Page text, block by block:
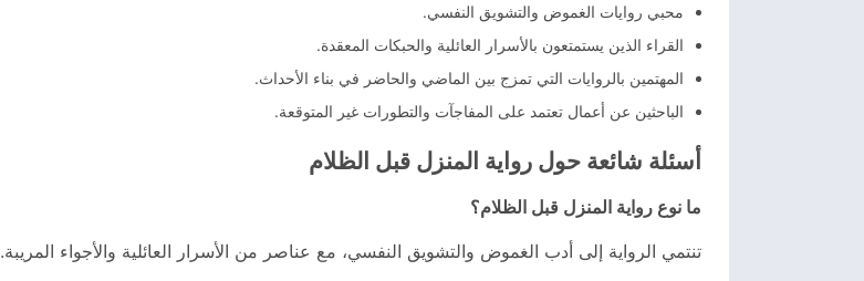
محبي روايات الغموض والتشويق النفسي.
القراء الذين يستمتعون بالأسرار العائلية والحبكات المعقدة.
المهتمين بالروايات التي تمزج بين الماضي والحاضر في بناء الأحداث.
الباحثين عن أعمال تعتمد على المفاجآت والتطورات غير المتوقعة.
أسئلة شائعة حول رواية المنزل قبل الظلام
ما نوع رواية المنزل قبل الظلام؟
تنتمي الرواية إلى أدب الغموض والتشويق النفسي، مع عناصر من الأسرار العائلية والأجواء المريبة.